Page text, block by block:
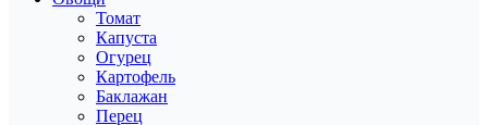
Томат
Капуста
Огурец
Картофель
Баклажан
Перец